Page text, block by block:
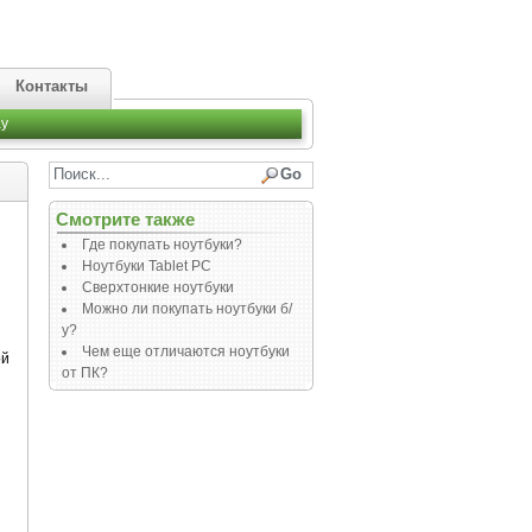
Контакты
Смотрите также
Где покупать ноутбуки?
Ноутбуки Tablet PC
Сверхтонкие ноутбуки
Можно ли покупать ноутбуки б/
у?
Чем еще отличаются ноутбуки
от ПК?